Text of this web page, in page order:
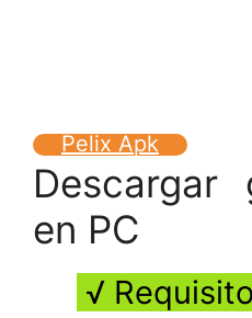
Pelix Apk
Descargar
en PC
√